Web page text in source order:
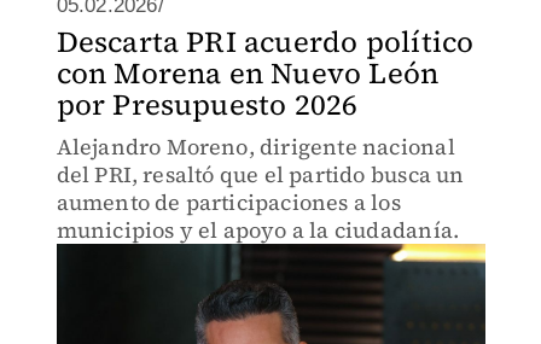
05.02.2026/
Descarta PRI acuerdo político
con Morena en Nuevo León
por Presupuesto 2026
Alejandro Moreno, dirigente nacional
del PRI, resaltó que el partido busca un
aumento de participaciones a los
municipios y el apoyo a la ciudadanía.